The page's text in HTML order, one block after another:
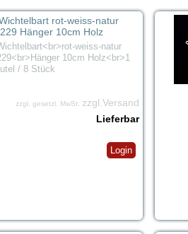
rot-weiss-natur
Hänger 10cm Holz
weiss-natur
10cm Holz<br>1
/ 8 Stück
zzgl. gesetzl. MwSt.
zzgl.Versand
Lieferbar
Login